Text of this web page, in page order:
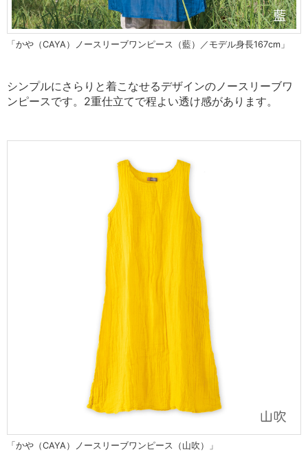
「かや（CAYA）ノースリーブワンピース（藍）／モデル身長167cm」
シンプルにさらりと着こなせるデザインのノースリーブワ
ンピースです。2重仕立てで程よい透け感があります。
「かや（CAYA）ノースリーブワンピース（山吹）」